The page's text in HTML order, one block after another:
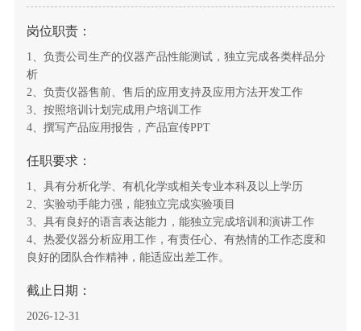
岗位职责：
1、负责公司生产的仪器产品性能测试，独立完成各类样品分
析
2、负责仪器售前、售后的应用支持及应用方法开发工作
3、按照培训计划完成用户培训工作
4、撰写产品应用报告，产品宣传PPT
任职要求：
1、具有分析化学、有机化学或相关专业本科及以上学历
2、实验动手能力强，能独立完成实验项目
3、具有良好的语言表达能力，能独立完成培训和演讲工作
4、热爱仪器分析应用工作，有责任心、有热情的工作态度和
良好的团队合作精神，能适应出差工作。
截止日期：
2026-12-31